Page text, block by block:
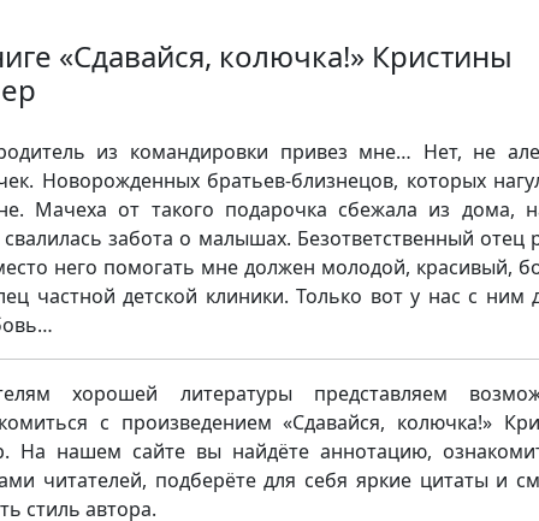
«Сдавайся, колючка!» Кристины
из командировки привез мне… Нет, не
Новорожденных братьев-близнецов, которых
Мачеха от такого подарочка сбежала из дома,
забота о малышах. Безответственный отец
него помогать мне должен молодой, красивый,
частной детской клиники. Только вот у нас с ним
хорошей литературы представляем
с произведением «Сдавайся, колючка!»
На нашем сайте вы найдёте аннотацию,
читателей, подберёте для себя яркие цитаты и
стиль автора.